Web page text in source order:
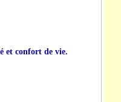
et confort de vie.